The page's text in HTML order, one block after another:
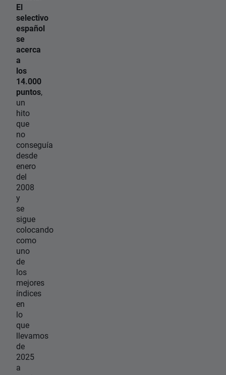
El
selectivo
español
se
acerca
a
los
14.000
puntos,
un
hito
que
no
conseguía
desde
enero
del
2008
y
se
sigue
colocando
como
uno
de
los
mejores
índices
en
lo
que
llevamos
de
2025
a